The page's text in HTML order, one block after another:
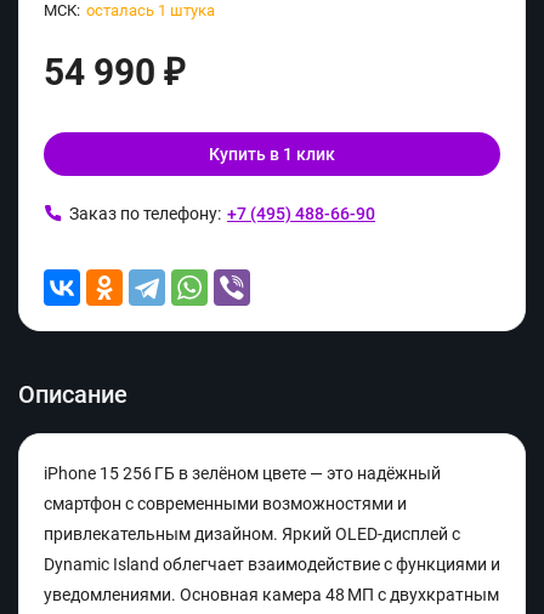
МСК: осталась 1 штука
54 990 ₽
Купить в 1 клик
Заказ по телефону: +7 (495) 488-66-90
Описание
iPhone 15 256 ГБ в зелёном цвете — это надёжный
смартфон с современными возможностями и
привлекательным дизайном. Яркий OLED-дисплей с
Dynamic Island облегчает взаимодействие с функциями и
уведомлениями. Основная камера 48 МП с двухкратным